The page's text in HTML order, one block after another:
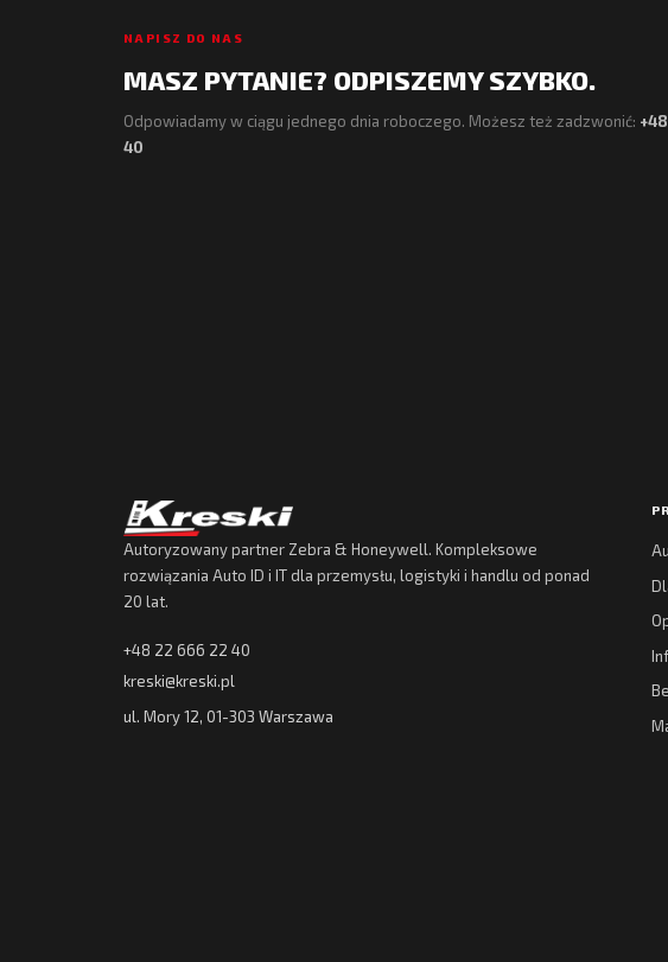
NAPISZ DO NAS
MASZ PYTANIE? ODPISZEMY SZYBKO.
Odpowiadamy w ciągu jednego dnia roboczego. Możesz też zadzwonić:
40
Autoryzowany partner Zebra & Honeywell. Kompleksowe
rozwiązania Auto ID i IT dla przemysłu, logistyki i handlu od ponad
20 lat.
+48 22 666 22 40
kreski@kreski.pl
ul. Mory 12, 01-303 Warszawa